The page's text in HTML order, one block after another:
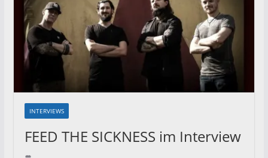
INTERVIEWS
FEED THE SICKNESS im Interview